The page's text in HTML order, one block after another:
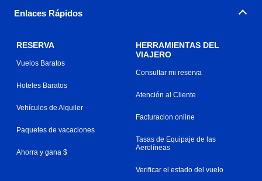
Enlaces Rápidos
RESERVA
Vuelos Baratos
Hoteles Baratos
Vehículos de Alquiler
Paquetes de vacaciones
Ahorra y gana $
HERRAMIENTAS DEL
VIAJERO
Consultar mi reserva
Atención al Cliente
Facturacion online
Tasas de Equipaje de las
Aerolíneas
Verificar el estado del vuelo